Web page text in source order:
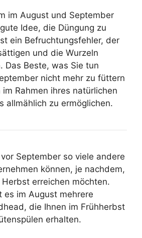
im August und September
Idee, die Düngung zu
ein Befruchtungsfehler, der
und die Wurzeln
Das Beste, was Sie tun
nicht mehr zu füttern
Rahmen ihres natürlichen
allmählich zu ermöglichen.
September so viele andere
können, je nachdem,
erreichen möchten.
es im August mehrere
die Ihnen im Frühherbst
erhalten.